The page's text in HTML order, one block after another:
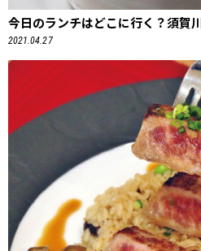
今日のランチはどこに行く？須賀
2021.04.27